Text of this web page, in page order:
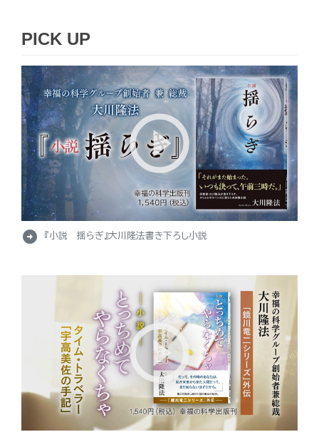
PICK UP
arrow_circle_right 『小説 揺らぎ』大川隆法書き下ろし小説